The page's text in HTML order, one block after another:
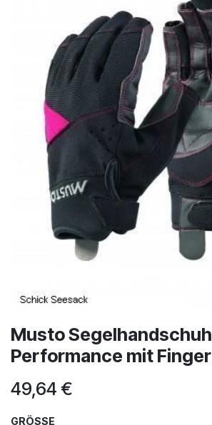
Musto Segelhandschuh
Performance mit Finger
49,64 €
GRÖSSE